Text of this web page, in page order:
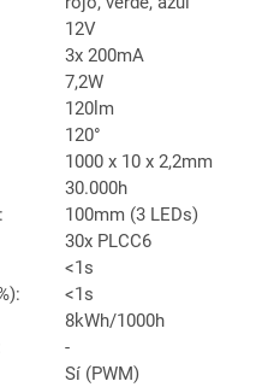
12V
3x 200mA
7,2W
120lm
120°
1000 x 10 x 2,2mm
30.000h
100mm (3 LEDs)
30x PLCC6
<1s
<1s
8kWh/1000h
-
Sí (PWM)